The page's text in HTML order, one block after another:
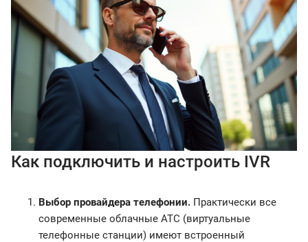
Как подключить и настроить IVR
Выбор провайдера телефонии. Практически все
современные облачные АТС (виртуальные
телефонные станции) имеют встроенный